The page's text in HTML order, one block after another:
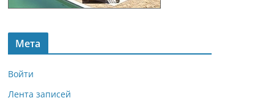
Мета
Войти
Лента записей